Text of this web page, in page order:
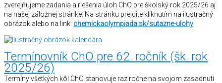
zverejňujeme zadania a riešenia úloh ChO pre školský rok 2025/26 aj
na našej záložnej stránke. Na stránku prejdite kliknutím na ilustračný
obrázok alebo na link: chemickaolympiada.sk/sutazne-ulohy
Termínovník ChO pre 62. ročník (šk. rok
2025/26)
Termíny všetkých kôl ChO stanovuje raz ročne na svojom zasadnutí